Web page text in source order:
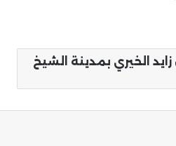
الخيري بمدينة الشيخ